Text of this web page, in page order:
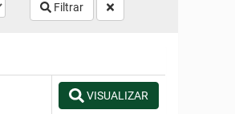
Filtrar
VISUALIZAR